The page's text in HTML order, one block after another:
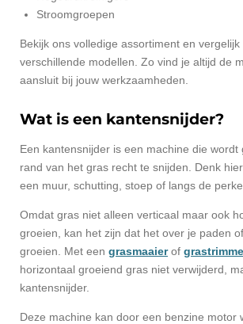
Stroomgroepen
Bekijk ons volledige assortiment en
verschillende modellen. Zo vind je altijd de
aansluit bij jouw werkzaamheden.
Wat is een kantensnijder?
Een kantensnijder is een machine die wordt
rand van het gras recht te snijden. Denk
een muur, schutting, stoep of langs de
Omdat gras niet alleen verticaal maar ook
groeien, kan het zijn dat het over je paden
groeien. Met een grasmaaier of
horizontaal groeiend gras niet verwijderd,
kantensnijder.
Deze machine kan door een benzine motor